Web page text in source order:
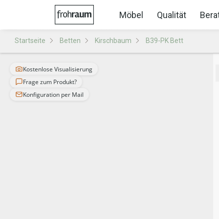
Möbel Qualität
Startseite Betten Kirschbaum B39-PK Bett
Kostenlose Visualisierung
Frage zum Produkt?
Konfiguration per Mail